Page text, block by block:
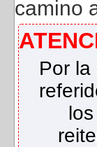
camino
Por